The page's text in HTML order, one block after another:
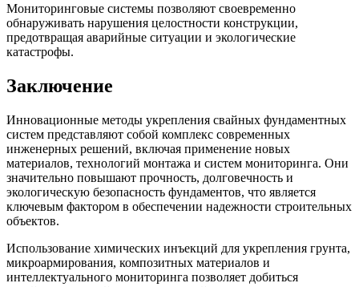
Мониторинговые системы позволяют своевременно
обнаруживать нарушения целостности конструкции,
предотвращая аварийные ситуации и экологические
катастрофы.
Заключение
Инновационные методы укрепления свайных фундаментных
систем представляют собой комплекс современных
инженерных решений, включая применение новых
материалов, технологий монтажа и систем мониторинга. Они
значительно повышают прочность, долговечность и
экологическую безопасность фундаментов, что является
ключевым фактором в обеспечении надежности строительных
объектов.
Использование химических инъекций для укрепления грунта,
микроармирования, композитных материалов и
интеллектуального мониторинга позволяет добиться